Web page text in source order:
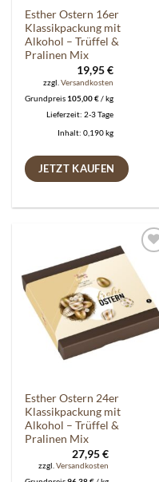
Esther Ostern 16er
Klassikpackung mit
Alkohol – Trüffel &
Pralinen Mix
19,95€
zzgl.Versandkosten
Grundpreis 105,00€/kg
Lieferzeit:2-3 Tage
Inhalt: 0,190kg
JETZT KAUFEN
Auf die
Wunschliste
Esther Ostern 24er
Klassikpackung mit
Alkohol – Trüffel &
Pralinen Mix
27,95€
zzgl.Versandkosten